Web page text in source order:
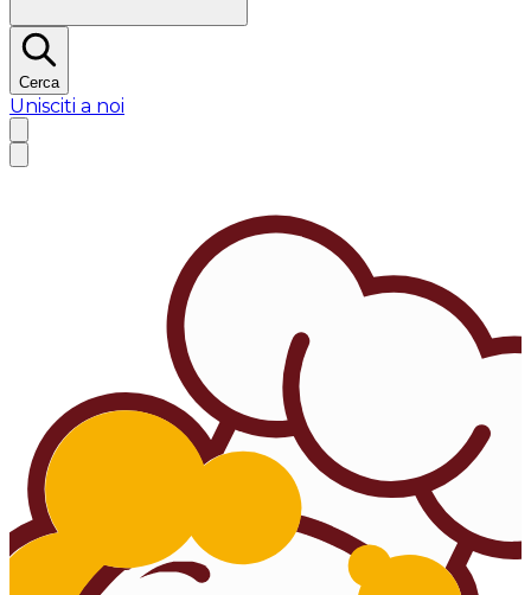
Cerca
Unisciti a noi